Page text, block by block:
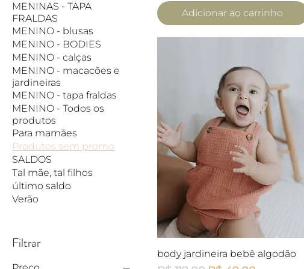
MENINAS - TAPA
FRALDAS
MENINO - blusas
MENINO - BODIES
MENINO - calças
MENINO - macacões e
jardineiras
MENINO - tapa fraldas
MENINO - Todos os
produtos
Para mamães
Produtos sem promo
SALDOS
Tal mãe, tal filhos
último saldo
Verão
Filtrar
Adicionar ao carrinho
Visualização rápida
body jardineira bebê algodão